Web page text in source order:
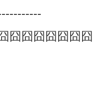
囧囧囧囧囧囧囧